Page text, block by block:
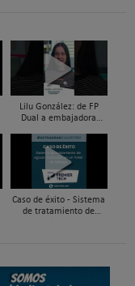
Lilu González: de FP
Dual a embajadora
| Mecatrónica Industrial
Caso de éxito - Sistema
de tratamiento de